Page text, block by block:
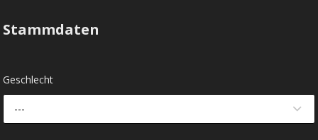
Stammdaten
Geschlecht
---